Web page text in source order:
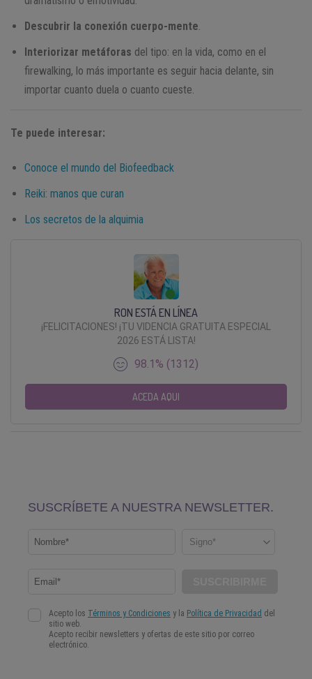
Descubrir la conexión cuerpo-mente
Interiorizar metáforas del tipo: en la vida, como en el
firewalking, lo más importante es seguir hacia delante, sin
importar cuanto duela o cuanto cueste.
Te puede interesar:
Conoce el mundo del Biofeedback
Reiki: manos que curan
Los secretos de la alquimia
RON ESTÁ EN LÍNEA
¡FELICITACIONES! ¡TU VIDENCIA GRATUITA ESPECIAL
2026 ESTÁ LISTA!
98.1% (1312)
ACEDA AQUI